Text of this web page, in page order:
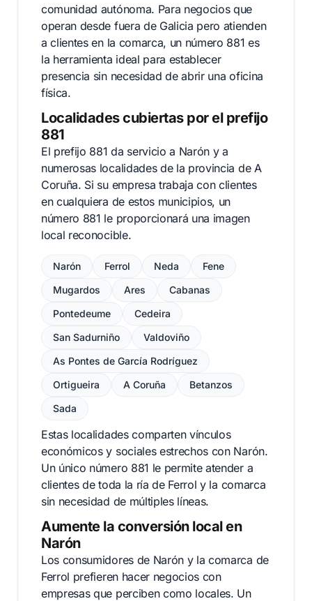
comunidad autónoma. Para negocios que
operan desde fuera de Galicia pero atienden
a clientes en la comarca, un número 881 es
la herramienta ideal para establecer
presencia sin necesidad de abrir una oficina
física.
Localidades cubiertas por el prefijo
881
El prefijo 881 da servicio a Narón y a
numerosas localidades de la provincia de A
Coruña. Si su empresa trabaja con clientes
en cualquiera de estos municipios, un
número 881 le proporcionará una imagen
local reconocible.
Narón Ferrol Neda
Fene
Mugardos
Ares
Cabanas
Pontedeume
Cedeira
San Sadurniño
Valdoviño
As Pontes de García Rodríguez
Ortigueira
A Coruña
Betanzos
Sada
Estas localidades comparten vínculos
económicos y sociales estrechos con Narón.
Un único número 881 le permite atender a
clientes de toda la ría de Ferrol y la comarca
sin necesidad de múltiples líneas.
Aumente la conversión local en
Narón
Los consumidores de Narón y la comarca de
Ferrol prefieren hacer negocios con
empresas que perciben como locales. Un